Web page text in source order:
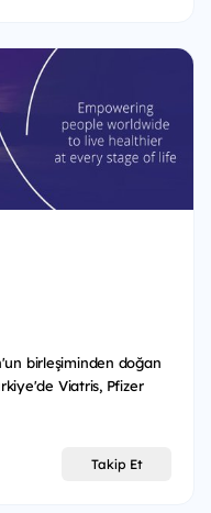
birleşiminden doğan
Viatris, Pfizer
Takip Et